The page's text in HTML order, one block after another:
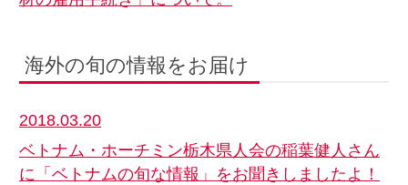
海外の旬の情報をお届け
2018.03.20
ベトナム・ホーチミン栃木県人会の稲葉健人さん
に「ベトナムの旬な情報」をお聞きしましたよ！